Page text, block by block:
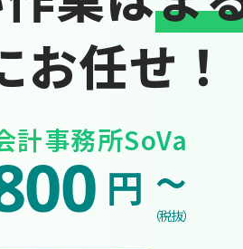
お任せ！
計事務所SoVa
円 ~
（税抜）